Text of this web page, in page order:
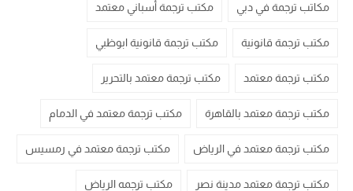
مكاتب ترجمة في دبي مكتب ترجمة أسباني معتمد
مكتب ترجمة قانونية مكتب ترجمة قانونية ابوظبي
مكتب ترجمة معتمد مكتب ترجمة معتمد بالتحرير
مكتب ترجمة معتمد بالقاهرة مكتب ترجمة معتمد في الدمام
مكتب ترجمة معتمد في الرياض مكتب ترجمة معتمد في رمسيس
مكتب ترجمة معتمد مدينة نصر مكتب ترجمه الرياض